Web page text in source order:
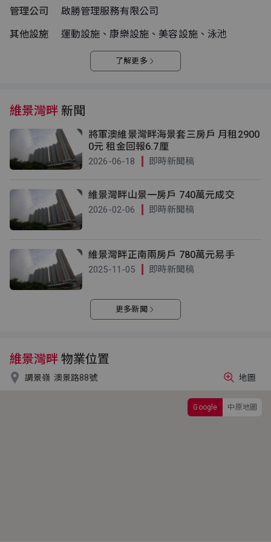
管理公司
啟勝管理服務有限公司
其他設施
運動設施、康樂設施、美容設施、泳池
了解更多
維景灣畔 新聞
將軍澳維景灣畔海景套三房戶 月租2900
0元 租金回報6.7厘
2026-06-18 即時新聞稿
維景灣畔山景一房戶 740萬元成交
2026-02-06 即時新聞稿
維景灣畔正南兩房戶 780萬元易手
2025-11-05 即時新聞稿
更多新聞
維景灣畔 物業位置
 調景嶺 澳景路88號
Google 中原地圖
地圖